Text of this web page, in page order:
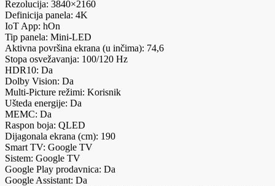
Rezolucija: 3840×2160
Definicija panela: 4K
IoT App: hOn
Tip panela: Mini-LED
Aktivna površina ekrana (u inčima): 74,6
Stopa osvežavanja: 100/120 Hz
HDR10: Da
Dolby Vision: Da
Multi-Picture režimi: Korisnik
Ušteda energije: Da
MEMC: Da
Raspon boja: QLED
Dijagonala ekrana (cm): 190
Smart TV: Google TV
Sistem: Google TV
Google Play prodavnica: Da
Google Assistant: Da